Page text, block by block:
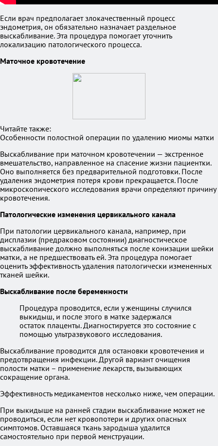
Если врач предполагает злокачественный процесс
эндометрия, он обязательно назначает раздельное
выскабливание. Эта процедура помогает уточнить
локализацию патологического процесса.
Маточное кровотечение
Читайте также:
Особенности полостной операции по удалению миомы матки
Выскабливание при маточном кровотечении — экстренное
вмешательство, направленное на спасение жизни пациентки.
Оно выполняется без предварительной подготовки. После
удаления эндометрия потеря крови прекращается. После
микроскопического исследования врачи определяют причину
кровотечения.
Патологические изменения цервикального канала
При патологии цервикального канала, например, при
дисплазии (предраковом состоянии) диагностическое
выскабливание должно выполняться после конизации шейки
матки, а не предшествовать ей. Эта процедура помогает
оценить эффективность удаления патологически измененных
тканей шейки.
Выскабливание после беременности
Процедура проводится, если у женщины случился
выкидыш, и после этого в матке задержался
остаток плаценты. Диагностируется это состояние с
помощью ультразвукового исследования.
Выскабливание проводится для остановки кровотечения и
предотвращения инфекции. Другой вариант очищения
полости матки – применение лекарств, вызывающих
сокращение органа.
Эффективность медикаментов несколько ниже, чем операции.
При выкидыше на ранней стадии выскабливание может не
проводиться, если нет кровопотери и других опасных
симптомов. Оставшаяся ткань зародыша удалится
самостоятельно при первой менструации.